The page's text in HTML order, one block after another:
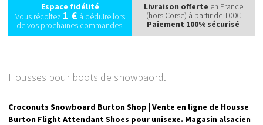
Espace fidélité
Vous récoltez 1 €à déduire lors
de vos prochaines commandes.
Livraison offerte en France
(hors Corse) à partir de 100€
Paiement 100% sécurisé
Housses pour boots de snowbaord.
Croconuts Snowboard Burton Shop | Vente en ligne de Housse
Burton Flight Attendant Shoes pour unisexe. Magasin alsacien